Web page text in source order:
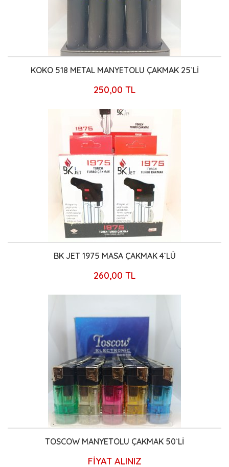
KOKO 518 METAL MANYETOLU ÇAKMAK 25`Lİ
250,00 TL
BK JET 1975 MASA ÇAKMAK 4`LÜ
260,00 TL
TOSCOW MANYETOLU ÇAKMAK 50`Lİ
FİYAT ALINIZ